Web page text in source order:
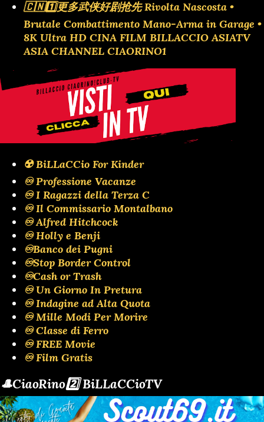
🇨🇳1️⃣更多武侠好剧抢先 Rivolta Nascosta •
Brutale Combattimento Mano-Arma in Garage •
8K Ultra HD CINA FILM BILLACCIO ASIATV
ASIA CHANNEL CIAORINO1
☢️ BiLLaCCio For Kinder
♾️ Professione Vacanze
♾️ I Ragazzi della Terza C
♾️ Il Commissario Montalbano
♾️ Alfred Hitchcock
♾️ Holly e Benji
♾️Banco dei Pugni
♾️Stop Border Control
♾️Cash or Trash
♾️ Un Giorno In Pretura
♾️ Indagine ad Alta Quota
♾️ Mille Modi Per Morire
♾️ Classe di Ferro
♾️ FREE Movie
♾️ Film Gratis
🎩CiaoRino2️⃣ BiLLaCCioTV